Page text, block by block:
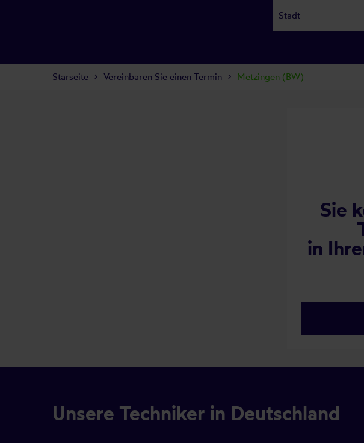
Sie
in
Unsere Techniker in Deutschland
Starseite Vereinbaren Sie einen Termin Metzingen (BW)